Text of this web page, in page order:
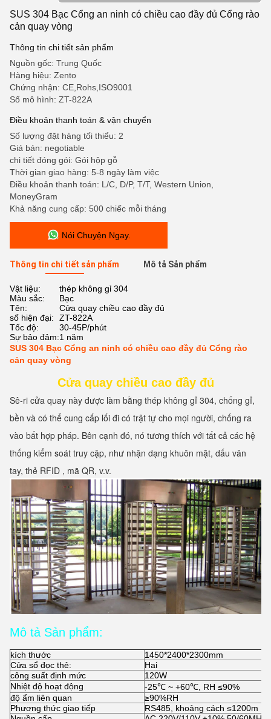
SUS 304 Bạc Cổng an ninh có chiều cao đầy đủ Cổng rào
cản quay vòng
Thông tin chi tiết sản phẩm
Nguồn gốc: Trung Quốc
Hàng hiệu: Zento
Chứng nhận: CE,Rohs,ISO9001
Số mô hình: ZT-822A
Điều khoản thanh toán & vận chuyển
Số lượng đặt hàng tối thiểu: 2
Giá bán: negotiable
chi tiết đóng gói: Gói hộp gỗ
Thời gian giao hàng: 5-8 ngày làm việc
Điều khoản thanh toán: L/C, D/P, T/T, Western Union,
MoneyGram
Khả năng cung cấp: 500 chiếc mỗi tháng
Nói Chuyện Ngay.
Thông tin chi tiết sản phẩm Mô tả Sản phẩm
Vật liệu:
thép không gỉ 304
Màu sắc:
Bạc
Tên:
Cửa quay chiều cao đầy đủ
số hiện đại:
ZT-822A
Tốc độ:
30-45P/phút
Sự bảo đảm:1 năm
SUS 304 Bạc Cổng an ninh có chiều cao đầy đủ Cổng rào
cản quay vòng
Cửa quay chiều cao đầy đủ
Sê-ri cửa quay này được làm bằng thép không gỉ 304, chống gỉ,
bền và có thể cung cấp lối đi có trật tự cho mọi người, chống ra
vào bất hợp pháp. Bên cạnh đó, nó tương thích với tất cả các hệ
thống kiểm soát truy cập, như nhận dạng khuôn mặt, dấu vân
tay, thẻ RFID , mã QR, v.v.
Mô tả Sản phẩm:
kích thước
1450*2400*2300mm
Cửa sổ đọc thẻ:
Hai
công suất định mức
120W
Nhiệt độ hoạt động
-25℃ ~ +60℃, RH ≤90%
độ ẩm liên quan
≥90%RH
Phương thức giao tiếp
RS485, khoảng cách ≤1200m